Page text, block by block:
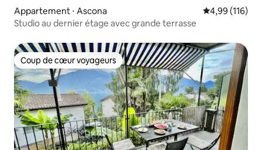
Appartement ⋅ Ascona Évaluation
4,99 (116)
Studio au dernier étage avec grande terrasse
Coup de cœur voyageurs
Coup de cœur voyageurs